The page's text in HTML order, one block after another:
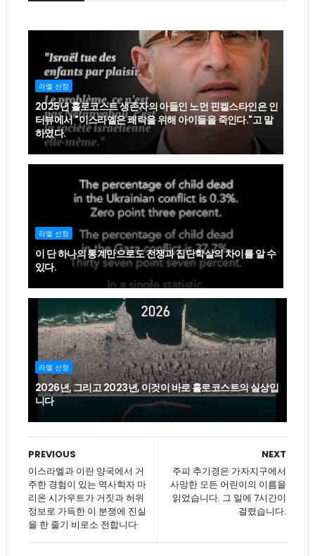
라엘 선정
2025년 홀로코스트 생존자의 아들인 노먼 핀켈스타인은 인
터뷰에서 "이스라엘은 쾌락을 위해 아이들을 죽인다."고 말
하였다.
라엘 선정
이 단 하나의 통계만으로도 전쟁과 집단학살의 차이를 알 수
있다.
라엘 선정
2026년, 그리고 2023년, 이것이 바로 홀로코스트의 실상입
니다
NEXT
주피 추기경은 가자지구에서
사망한 모든 어린이의 이름을
읽었습니다. 그 일에 7시간이
걸렸습니다.
PREVIOUS
이스라엘과 이란 양국에서 거
주한 경험이 있는 역사학자 마
리온 시가우트가 거짓과 허위
정보로 가득한 이 분쟁에 진실
을 한 줄기 비로소 전합니다